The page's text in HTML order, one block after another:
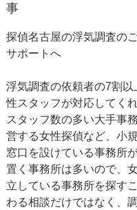
事
探偵名古屋の浮気調査の
サポートへ
浮気調査の依頼者の7割
性スタッフが対応してく
スタッフ数の多い大手事
営する女性探偵など、小
窓口を設けている事務所
置く事務所は多いので、
立している事務所を探す
わる相談だけではなく、